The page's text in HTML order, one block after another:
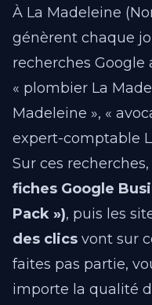
À La Madeleine
génèrent chaque
recherches
« plombier La
Madeleine », «
expert-comptable
Sur ces
fiches Google
Pack »), puis les
des clics vont sur
faites pas partie,
importe la qualité